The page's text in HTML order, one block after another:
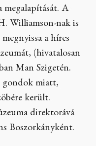
megalapítását. A
Williamson-nak is
a híres
(hivatalosan
Man Szigetén.
gondok miatt,
került.
direktorává
Boszorkányként.